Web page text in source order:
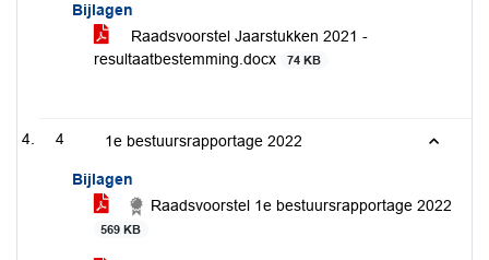
Bijlagen
Raadsvoorstel Jaarstukken 2021 -
resultaatbestemming.docx
74 KB
4 1e bestuursrapportage 2022
Bijlagen
Raadsvoorstel 1e bestuursrapportage 2022
569 KB